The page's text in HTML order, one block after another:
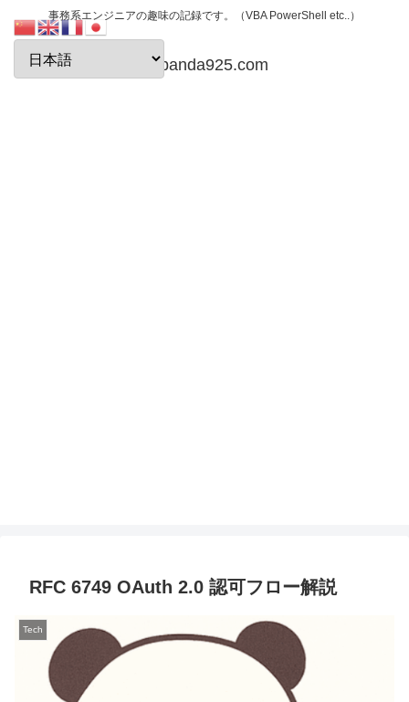
事務系エンジニアの趣味の記録です。（VBA PowerShell etc..）
papanda925.com
RFC 6749 OAuth 2.0 認可フロー解説
Tech